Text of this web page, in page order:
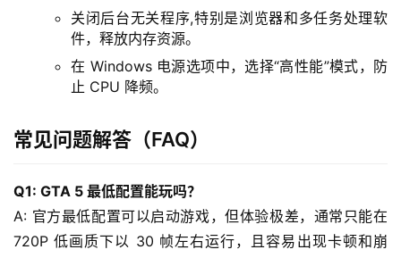
与
务
互
关闭后台无关程序,特别是浏览器和多任务处理软
件，释放内存资源。
在 Windows 电源选项中，选择“高性能”模式，防
止 CPU 降频。
常见问题解答（FAQ）
Q1: GTA 5 最低配置能玩吗？
A: 官方最低配置可以启动游戏，但体验极差，通常只能在
720P 低画质下以 30 帧左右运行，且容易出现卡顿和崩